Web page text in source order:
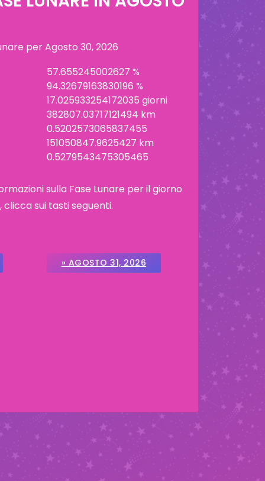
perAgosto 30, 2026
57.655245002627 %
94.32679163830196 %
17.025933254172035 giorni
382807.03717121494 km
0.5202573065837455
151050847.9625427 km
0.5279543475305465
sulla Fase Lunare per il giorno
sui tasti seguenti.
» AGOSTO 31, 2026